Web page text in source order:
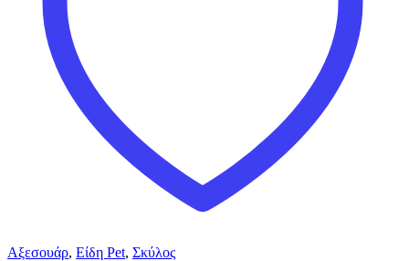
Αξεσουάρ, Είδη Pet, Σκύλος